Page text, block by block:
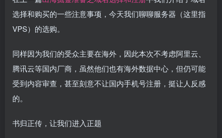
选择和购买的一些注意事项，今天我们聊聊服务器（这里指
VPS）的选购。
同样因为我们的受众主要在海外，因此本次不考虑阿里云、
腾讯云等国内厂商，虽然他们也有海外数据中心，但仍可能
受到内容审查，甚至刻意不让国内手机号注册，挺让人反感
的。
书归正传，让我们进入正题